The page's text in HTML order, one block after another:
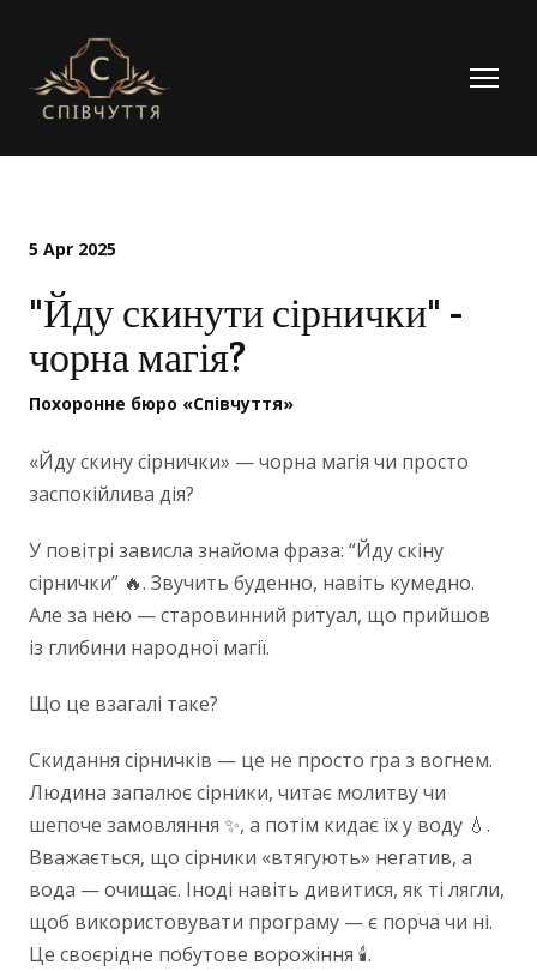
5 Apr 2025
"Йду скинути сірнички" -
чорна магія?
Похоронне бюро «Співчуття»
«Йду скину сірнички» — чорна магія чи просто
заспокійлива дія?
У повітрі зависла знайома фраза: “Йду скіну
сірнички” 🔥. Звучить буденно, навіть кумедно.
Але за нею — старовинний ритуал, що прийшов
із глибини народної магії.
Що це взагалі таке?
Скидання сірничків — це не просто гра з вогнем.
Людина запалює сірники, читає молитву чи
шепоче замовляння ✨, а потім кидає їх у воду 💧.
Вважається, що сірники «втягують» негатив, а
вода — очищає. Іноді навіть дивитися, як ті лягли,
щоб використовувати програму — є порча чи ні.
Це своєрідне побутове ворожіння 🕯️.